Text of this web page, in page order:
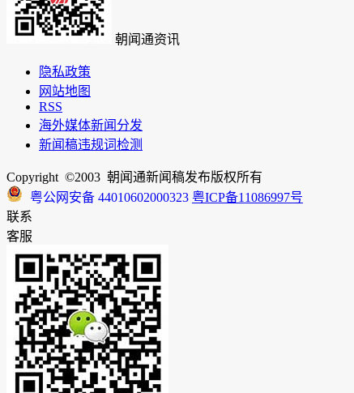
朝闻通资讯
隐私政策
网站地图
RSS
海外媒体新闻分发
新闻稿违规词检测
Copyright ©2003 朝闻通新闻稿发布版权所有
粤公网安备 44010602000323 粤ICP备11086997号
联系
客服